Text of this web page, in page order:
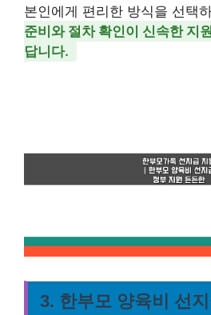
본인에게 편리한 방식을 선택
준비와 절차 확인이 신속한 지
답니다.
3. 한부모 양육비 선